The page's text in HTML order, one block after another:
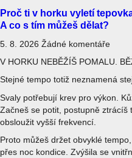
Proč ti v horku vyletí
A co s tím můžeš dělat?
5. 8. 2026 Žádné komentáře
V HORKU NEBĚŽÍŠ POMALU.
Stejné tempo totiž neznamená
Svaly potřebují krev pro výkon.
Začneš se potit, postupně
obsloužit vyšší frekvencí.
Proto můžeš držet obvyklé
přes noc kondice. Zvýšila se